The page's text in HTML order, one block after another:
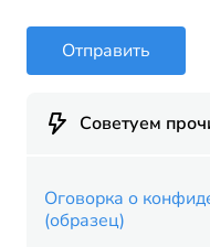
Отправить
Советуем
Оговорка о
(образец)